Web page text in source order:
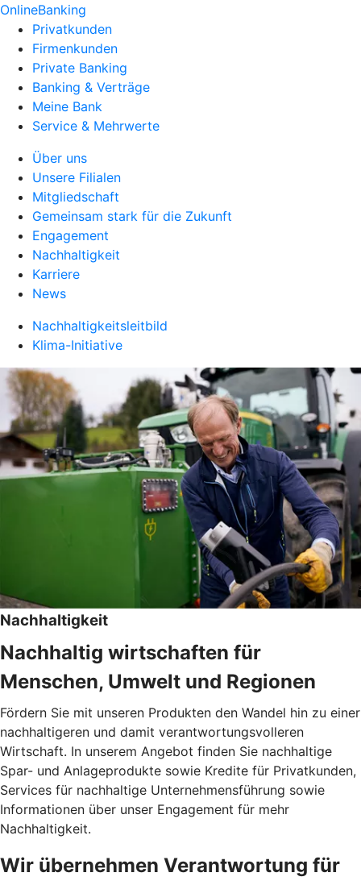
OnlineBanking
Privatkunden
Firmenkunden
Private Banking
Banking & Verträge
Meine Bank
Service & Mehrwerte
Über uns
Unsere Filialen
Mitgliedschaft
Gemeinsam stark für die Zukunft
Engagement
Nachhaltigkeit
Karriere
News
Nachhaltigkeitsleitbild
Klima-Initiative
Nachhaltigkeit
Nachhaltig wirtschaften für
Menschen, Umwelt und Regionen
Fördern Sie mit unseren Produkten den Wandel hin zu einer
nachhaltigeren und damit verantwortungsvolleren
Wirtschaft. In unserem Angebot finden Sie nachhaltige
Spar- und Anlageprodukte sowie Kredite für Privatkunden,
Services für nachhaltige Unternehmensführung sowie
Informationen über unser Engagement für mehr
Nachhaltigkeit.
Wir übernehmen Verantwortung für